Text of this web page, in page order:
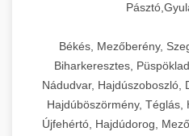
Békés, Mezőberény,
Biharkeresztes,
Nádudvar, Hajdúszoboszló,
Hajdúböszörmény, Téglás,
Újfehértó, Hajdúdorog,